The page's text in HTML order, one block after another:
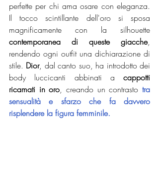
perfette per chi ama osare con eleganza.
Il tocco scintillante dell'oro si sposa
contemporanea di queste giacche,
rendendo ogni outfit una dichiarazione di
stile. Dior, dal canto suo, ha introdotto dei
body luccicanti abbinati a cappotti
ricamati in oro, creando un contrasto tra
sensualità e sfarzo che fa davvero
risplendere la figura femminile.